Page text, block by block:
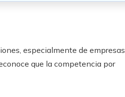
especialmente de empresas
que la competencia por